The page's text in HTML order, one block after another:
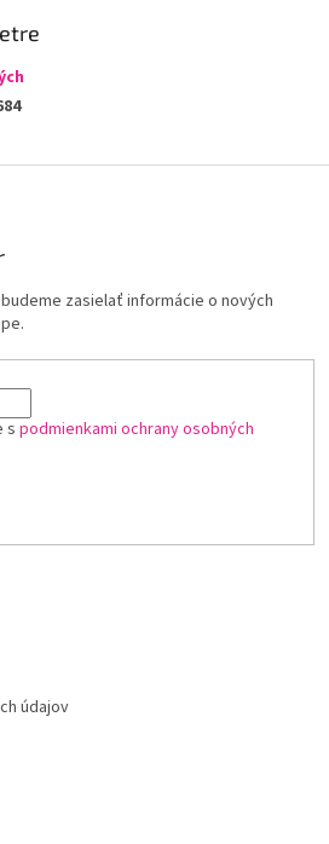
zasielať informácie o nových
s podmienkami ochrany osobných
údajov